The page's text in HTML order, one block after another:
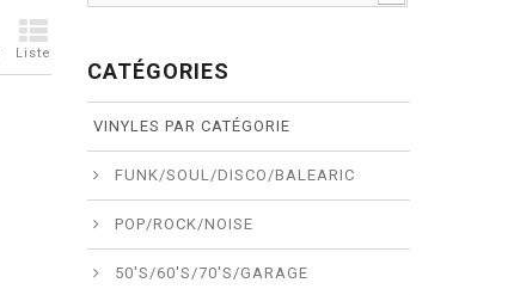
Liste
CATÉGORIES
VINYLES PAR CATÉGORIE
FUNK/SOUL/DISCO/BALEARIC
POP/ROCK/NOISE
50'S/60'S/70'S/GARAGE